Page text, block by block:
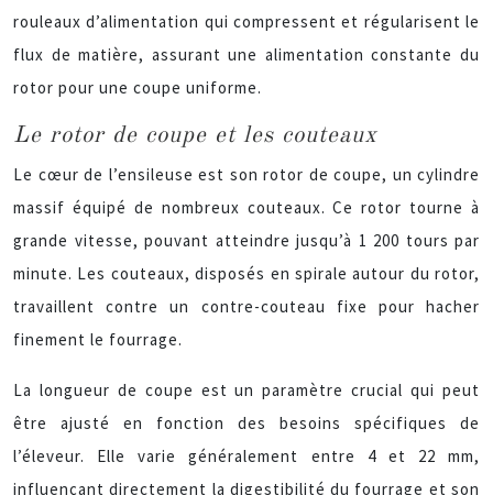
rouleaux d’alimentation qui compressent et régularisent le
flux de matière, assurant une alimentation constante du
rotor pour une coupe uniforme.
Le rotor de coupe et les couteaux
Le cœur de l’ensileuse est son rotor de coupe, un cylindre
massif équipé de nombreux couteaux. Ce rotor tourne à
grande vitesse, pouvant atteindre jusqu’à 1 200 tours par
minute. Les couteaux, disposés en spirale autour du rotor,
travaillent contre un contre-couteau fixe pour hacher
finement le fourrage.
La longueur de coupe est un paramètre crucial qui peut
être ajusté en fonction des besoins spécifiques de
l’éleveur. Elle varie généralement entre 4 et 22 mm,
influençant directement la digestibilité du fourrage et son